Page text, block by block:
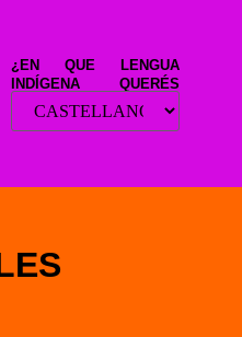
¿EN QUE LENGUA
INDÍGENA QUERÉS
LEER ESTE SITIO?